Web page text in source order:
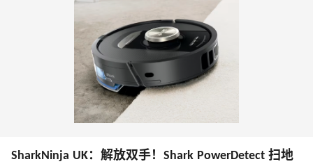
SharkNinja UK：解放双手！Shark PowerDetect 扫地